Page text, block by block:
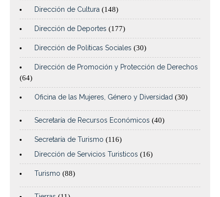
Dirección de Cultura (148)
Dirección de Deportes (177)
Dirección de Políticas Sociales (30)
Dirección de Promoción y Protección de Derechos
(64)
Oficina de las Mujeres, Género y Diversidad (30)
Secretaría de Recursos Económicos (40)
Secretaría de Turismo (116)
Dirección de Servicios Turisticos (16)
Turismo (88)